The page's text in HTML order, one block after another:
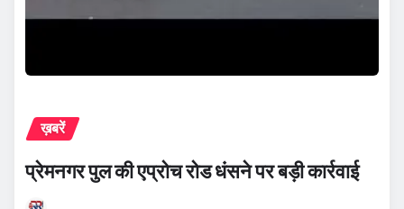
ख़बरें
प्रेमनगर पुल की एप्रोच रोड धंसने पर बड़ी कार्रवाई